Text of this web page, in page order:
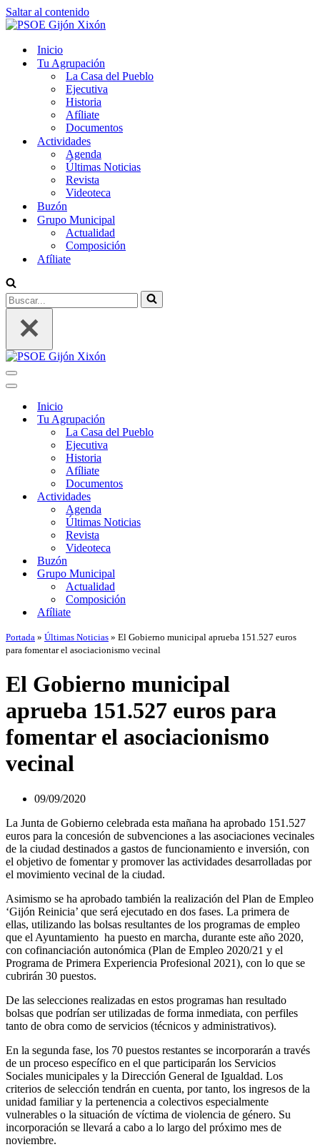
Saltar al contenido
Inicio
Tu Agrupación
La Casa del Pueblo
Ejecutiva
Historia
Afíliate
Documentos
Actividades
Agenda
Últimas Noticias
Revista
Videoteca
Buzón
Grupo Municipal
Actualidad
Composición
Afíliate
Buscar...
Menú
de
Menú
navegación
Inicio
Tu Agrupación
La Casa del Pueblo
Ejecutiva
Historia
Afíliate
Documentos
Actividades
Agenda
Últimas Noticias
Revista
Videoteca
Buzón
Grupo Municipal
Actualidad
Composición
Afíliate
Portada » Últimas Noticias » El Gobierno municipal aprueba 151.527 euros
para fomentar el asociacionismo vecinal
El Gobierno municipal
aprueba 151.527 euros para
fomentar el asociacionismo
vecinal
09/09/2020
La Junta de Gobierno celebrada esta mañana ha aprobado 151.527
euros para la concesión de subvenciones a las asociaciones vecinales
de la ciudad destinados a gastos de funcionamiento e inversión, con
el objetivo de fomentar y promover las actividades desarrolladas por
el movimiento vecinal de la ciudad.
Asimismo se ha aprobado también la realización del Plan de Empleo
‘Gijón Reinicia’ que será ejecutado en dos fases. La primera de
ellas, utilizando las bolsas resultantes de los programas de empleo
que el Ayuntamiento ha puesto en marcha, durante este año 2020,
con cofinanciación autonómica (Plan de Empleo 2020/21 y el
Programa de Primera Experiencia Profesional 2021), con lo que se
cubrirán 30 puestos.
De las selecciones realizadas en estos programas han resultado
bolsas que podrían ser utilizadas de forma inmediata, con perfiles
tanto de obra como de servicios (técnicos y administrativos).
En la segunda fase, los 70 puestos restantes se incorporarán a través
de un proceso específico en el que participarán los Servicios
Sociales municipales y la Dirección General de Igualdad. Los
criterios de selección tendrán en cuenta, por tanto, los ingresos de la
unidad familiar y la pertenencia a colectivos especialmente
vulnerables o la situación de víctima de violencia de género. Su
incorporación se llevará a cabo a lo largo del próximo mes de
noviembre.